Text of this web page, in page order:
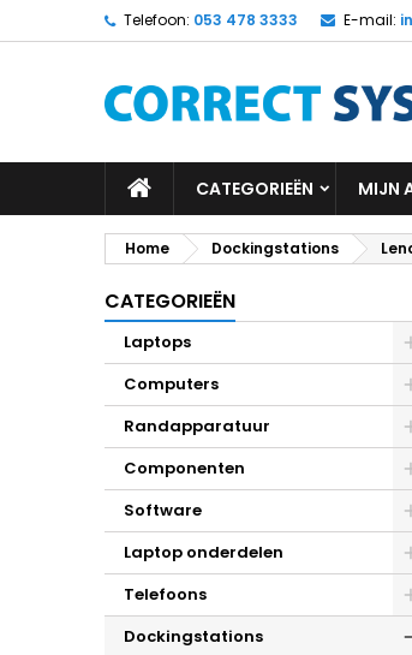
Telefoon: 053 478 3333 E-mail:
CATEGORIEËN MIJN
Home Dockingstations
CATEGORIEËN
Laptops
Computers
Randapparatuur
Componenten
Software
Laptop onderdelen
Telefoons
Dockingstations